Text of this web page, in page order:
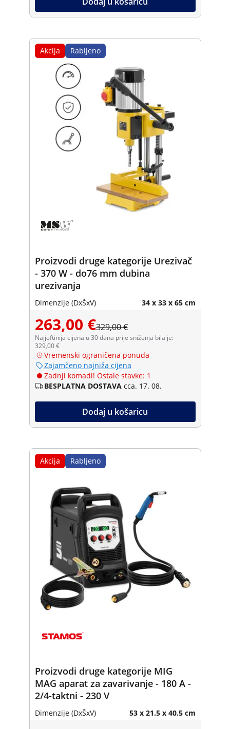
Akcija Rabljeno
Proizvodi druge kategorije Urezivač
- 370 W - do76 mm dubina
urezivanja
Dimenzije (DxŠxV) 34 x 33 x 65 cm
263,00 €329,00 €
Najjeftinija cijena u 30 dana prije sniženja bila je:
329,00 €
Vremenski ograničena ponuda
Zajamčeno najniža cijena
Zadnji komadi! Ostale stavke: 1
BESPLATNA DOSTAVA cca. 17. 08.
Dodaj u košaricu
Akcija Rabljeno
Proizvodi druge kategorije MIG
MAG aparat za zavarivanje - 180 A -
2/4-taktni - 230 V
Dimenzije (DxŠxV) 53 x 21.5 x 40.5 cm